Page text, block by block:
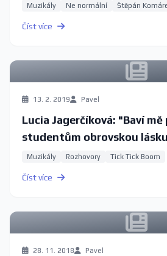
Muzikály Ne normální Štěpán
Číst více
13. 2. 2019 Pavel
Lucia Jagerčíková: "Baví
studentům obrovskou
k tomuto řemeslu."
Muzikály Rozhovory Tick Tick Boom
Číst více
28. 11. 2018 Pavel